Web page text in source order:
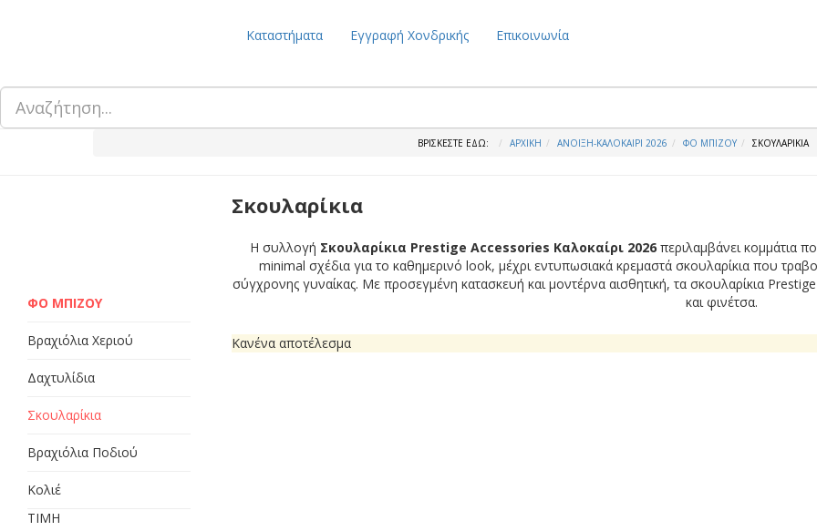
Καταστήματα Εγγραφή Χονδρικής Επικοινωνία
Αναζήτηση...
ΒΡΊΣΚΕΣΤΕ ΕΔΏ: ΑΡΧΙΚΉ ΑΝΟΙΞΗ-ΚΑΛΟΚΑΙΡΙ 2026 ΦΟ ΜΠΙΖΟΥ ΣΚΟΥΛΑΡΊΚΙΑ
Σκουλαρίκια
Η συλλογή Σκουλαρίκια Prestige Accessories Καλοκαίρι 2026περιλαμβάνει κομμάτια
minimal σχέδια για το καθημερινό look, μέχρι εντυπωσιακά κρεμαστά σκουλαρίκια που
σύγχρονης γυναίκας. Με προσεγμένη κατασκευή και μοντέρνα αισθητική, τα σκουλαρίκια
και φινέτσα.
Κανένα αποτέλεσμα
ΦΟ ΜΠΙΖΟΥ
Βραχιόλια Χεριού
Δαχτυλίδια
Σκουλαρίκια
Βραχιόλια Ποδιού
Κολιέ
ΤΙΜΗ